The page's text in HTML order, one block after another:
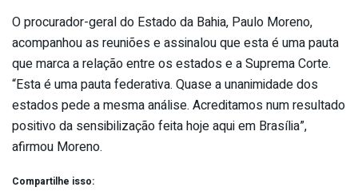
O procurador-geral do Estado da Bahia, Paulo Moreno,
acompanhou as reuniões e assinalou que esta é uma pauta
que marca a relação entre os estados e a Suprema Corte.
“Esta é uma pauta federativa. Quase a unanimidade dos
estados pede a mesma análise. Acreditamos num resultado
positivo da sensibilização feita hoje aqui em Brasília”,
afirmou Moreno.
Compartilhe isso: